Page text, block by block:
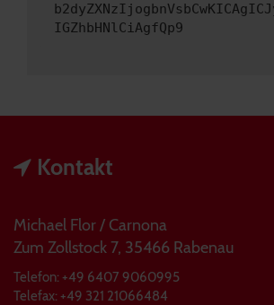
IGZhbHNlCiAgfQp9
Kontakt
Michael Flor / Carnona
Zum Zollstock 7, 35466 Rabenau
Telefon: +49 6407 9060995
Telefax: +49 321 21066484